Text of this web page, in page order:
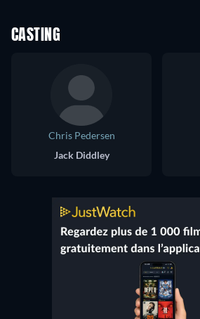
CASTING
Chris Pedersen
Jack Diddley